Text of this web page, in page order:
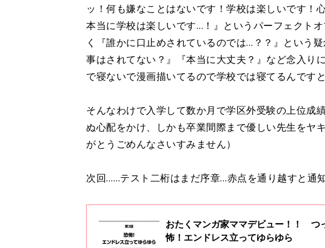
ッ！何も嫌なことはないです！学校は楽しいです！
本当に学校は楽しいです…！』というパーフェクト
く『誰かに口止めされているのでは…？？』という
事はされてない？』『本当に大丈夫？』など念入り
で寝ないで漫画描いてるので学校では寝てるんです
そんなわけで入学して数か月で学区外受験の上位成
ぬ心配をかけ、しかも卒業間際まで優しい先生をヤ
がとうごめんなさいすみません）
次回……テスト二桁はまだ序章…赤点を通り越すと通
おたくマンガ家ママデビュー！！
怖！エンドレス立ってゆらゆら